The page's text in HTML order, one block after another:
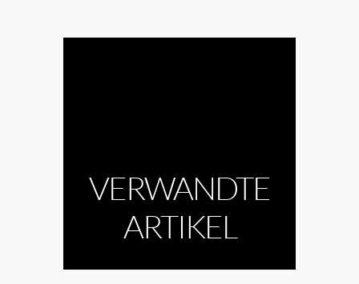
VERWANDTE
ARTIKEL